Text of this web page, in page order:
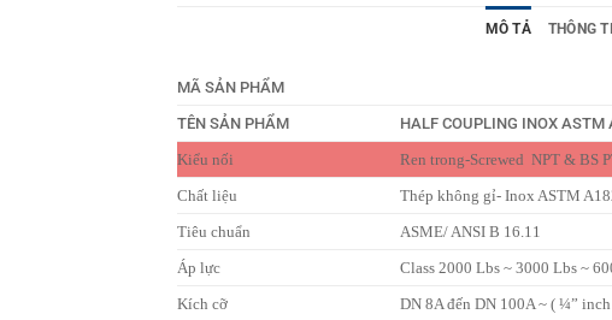
MÔ TẢ THÔNG
MÃ SẢN PHẨM
TÊN SẢN PHẨM
HALF COUPLING INOX
Kiểu nối
Ren trong-Screwed NPT & BS
Chất liệu
Thép không gỉ- Inox ASTM
Tiêu chuẩn
ASME/ ANSI B 16.11
Áp lực
Class 2000 Lbs ~ 3000 Lbs ~
Kích cỡ
DN 8A đến DN 100A ~ ( ¼”